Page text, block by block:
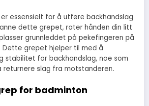
essensielt for å utføre backhandslag
dette grepet, roter hånden din litt
grunnleddet på pekefingeren på
Dette grepet hjelper til med å
stabilitet for backhandslag, noe som
slag fra motstanderen.
for badminton